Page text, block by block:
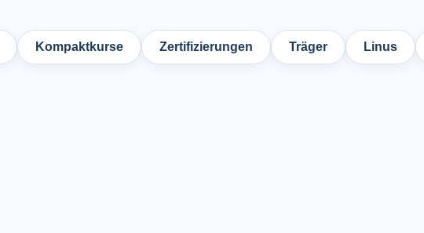
Kompaktkurse Zertifizierungen Träger Linus